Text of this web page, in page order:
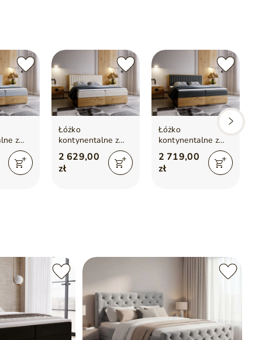
T30
z
na
szary
Łóżko
kontynentalne z
pojemnikiem na
pościel 160x200
Forest Beżowy
2 629,00
zł
Łóżko
kontynentalne z
pojemnikiem na
pościel 180x200
Forest Ciemny
2 719,00
zł